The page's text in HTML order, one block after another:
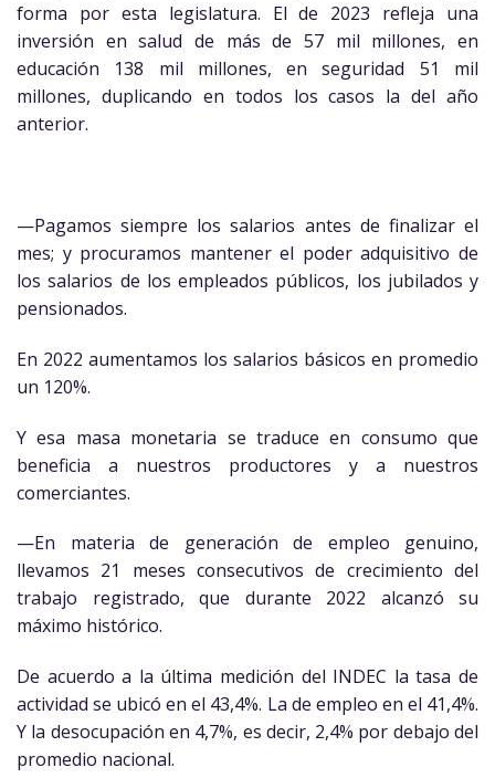
forma por esta legislatura. El de 2023 refleja una
inversión en salud de más de 57 mil millones, en
educación 138 mil millones, en seguridad 51 mil
millones, duplicando en todos los casos la del año
anterior.
—Pagamos siempre los salarios antes de finalizar el
mes; y procuramos mantener el poder adquisitivo de
los salarios de los empleados públicos, los jubilados y
pensionados.
En 2022 aumentamos los salarios básicos en promedio
un 120%.
Y esa masa monetaria se traduce en consumo que
beneficia a nuestros productores y a nuestros
comerciantes.
—En materia de generación de empleo genuino,
llevamos 21 meses consecutivos de crecimiento del
trabajo registrado, que durante 2022 alcanzó su
máximo histórico.
De acuerdo a la última medición del INDEC la tasa de
actividad se ubicó en el 43,4%. La de empleo en el 41,4%.
Y la desocupación en 4,7%, es decir, 2,4% por debajo del
promedio nacional.